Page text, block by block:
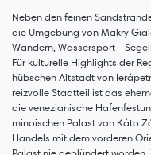
Neben den feinen
die Umgebung von Makry
Wandern, Wassersport -
Für kulturelle Highlights der
hübschen Altstadt von
reizvolle Stadtteil ist das
die venezianische
minoischen Palast von Káto
Handels mit dem vorderen